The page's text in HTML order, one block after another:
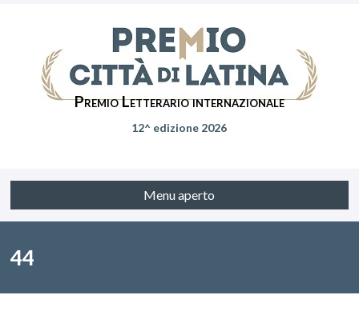
Premio Letterario internazionale
12^ edizione 2026
Menu aperto
44